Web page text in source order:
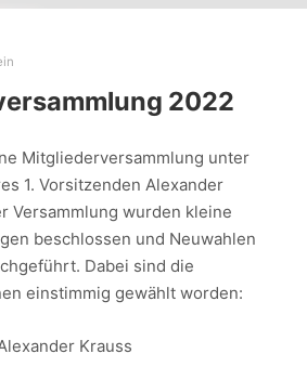
2022
Mitgliederversammlung unter
1. Vorsitzenden Alexander
Versammlung wurden kleine
beschlossen und Neuwahlen
Dabei sind die
einstimmig gewählt worden:
Krauss